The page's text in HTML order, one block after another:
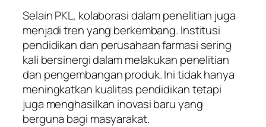
Selain PKL, kolaborasi dalam penelitian juga
menjadi tren yang berkembang. Institusi
pendidikan dan perusahaan farmasi sering
kali bersinergi dalam melakukan penelitian
dan pengembangan produk. Ini tidak hanya
meningkatkan kualitas pendidikan tetapi
juga menghasilkan inovasi baru yang
berguna bagi masyarakat.